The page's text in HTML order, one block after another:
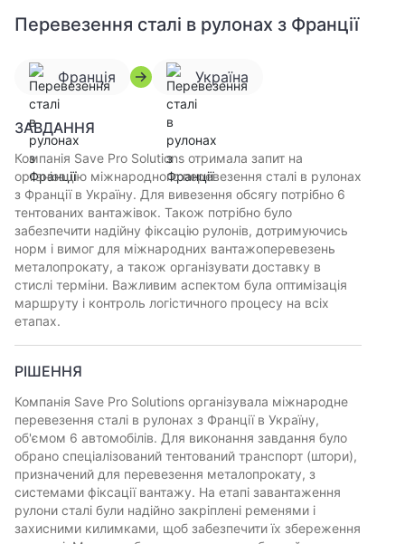
Перевезення сталі в рулонах з Франції
Франція Україна
ЗАВДАННЯ
Компанія Save Pro Solutions отримала запит на
організацію міжнародного перевезення сталі в рулонах
з Франції в Україну. Для вивезення обсягу потрібно 6
тентованих вантажівок. Також потрібно було
забезпечити надійну фіксацію рулонів, дотримуючись
норм і вимог для міжнародних вантажоперевезень
металопрокату, а також організувати доставку в
стислі терміни. Важливим аспектом була оптимізація
маршруту і контроль логістичного процесу на всіх
етапах.
РІШЕННЯ
Компанія Save Pro Solutions організувала міжнародне
перевезення сталі в рулонах з Франції в Україну,
об'ємом 6 автомобілів. Для виконання завдання було
обрано спеціалізований тентований транспорт (штори),
призначений для перевезення металопрокату, з
системами фіксації вантажу. На етапі завантаження
рулони сталі були надійно закріплені ременями і
захисними килимками, щоб забезпечити їх збереження